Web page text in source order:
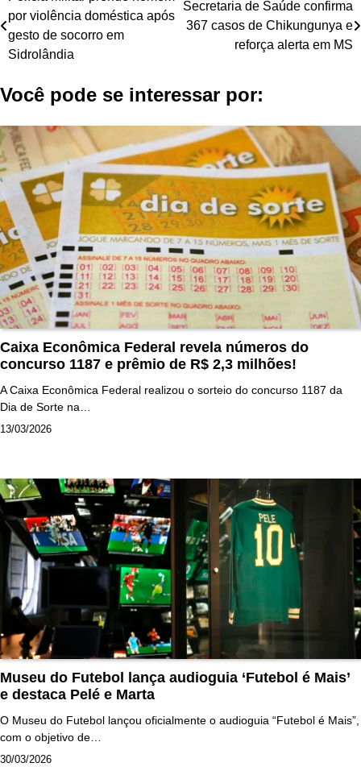
de
Post
por violência doméstica após
gesto de socorro em
Sidrolândia
Secretaria de Saúde confirma
367 casos de Chikungunya e
reforça alerta em MS
Você pode se interessar por:
Caixa Econômica Federal revela números do
concurso 1187 e prêmio de R$ 2,3 milhões!
A Caixa Econômica Federal realizou o sorteio do concurso 1187 da
Dia de Sorte na…
13/03/2026
Museu do Futebol lança audioguia ‘Futebol é Mais’
e destaca Pelé e Marta
O Museu do Futebol lançou oficialmente o audioguia “Futebol é Mais”,
com o objetivo de…
30/03/2026